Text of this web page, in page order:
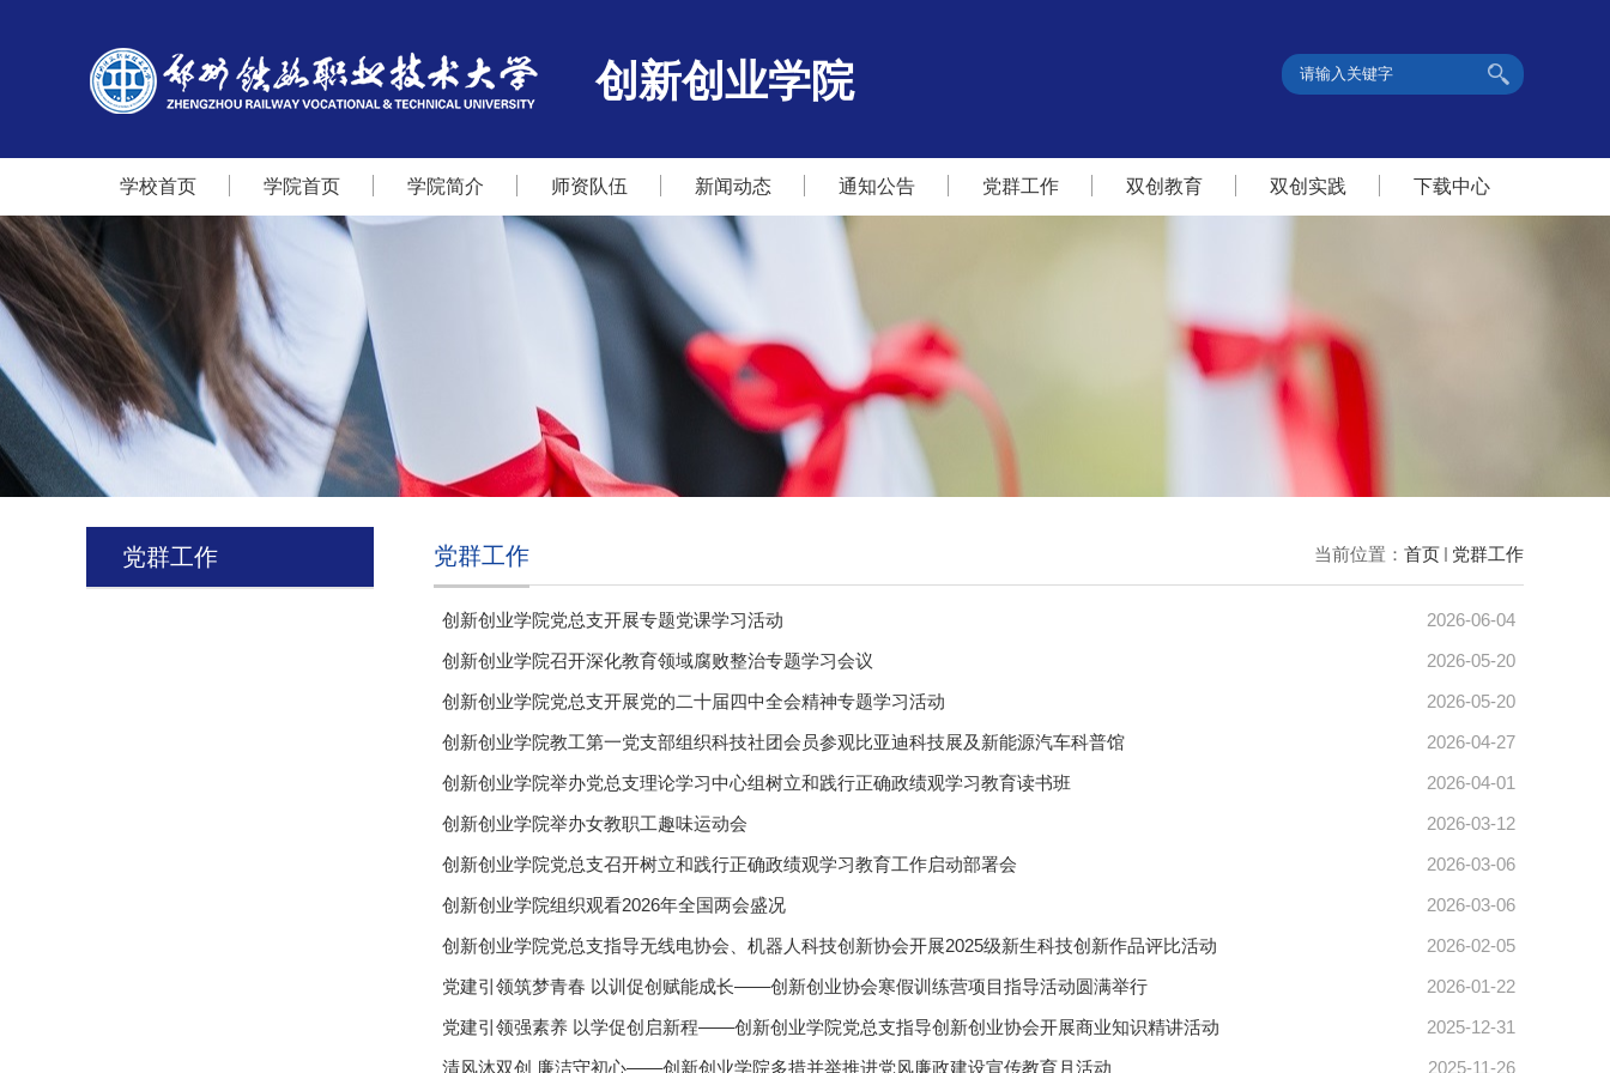
创新创业学院
学校首页 学院首页 学院简介 师资队伍 新闻动态 通知公告 党群工作 双创教育 双创实践 下载中心
党群工作 当前位置： 首页 党群工作
党群工作
创新创业学院党总支开展专题党课学习活动
2026-06-04
创新创业学院召开深化教育领域腐败整治专题学习会议
2026-05-20
创新创业学院党总支开展党的二十届四中全会精神专题学习活动
2026-05-20
创新创业学院教工第一党支部组织科技社团会员参观比亚迪科技展及新能源汽车科普馆
2026-04-27
创新创业学院举办党总支理论学习中心组树立和践行正确政绩观学习教育读书班
2026-04-01
创新创业学院举办女教职工趣味运动会
2026-03-12
创新创业学院党总支召开树立和践行正确政绩观学习教育工作启动部署会
2026-03-06
创新创业学院组织观看2026年全国两会盛况
2026-03-06
创新创业学院党总支指导无线电协会、机器人科技创新协会开展2025级新生科技创新作品评比活动
2026-02-05
党建引领筑梦青春 以训促创赋能成长——创新创业协会寒假训练营项目指导活动圆满举行
2026-01-22
党建引领强素养 以学促创启新程——创新创业学院党总支指导创新创业协会开展商业知识精讲活动
2025-12-31
清风沐双创 廉洁守初心——创新创业学院多措并举推进党风廉政建设宣传教育月活动
2025-11-26